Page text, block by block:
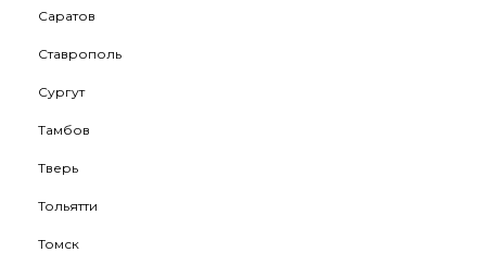
Саратов
Ставрополь
Сургут
Тамбов
Тверь
Тольятти
Томск